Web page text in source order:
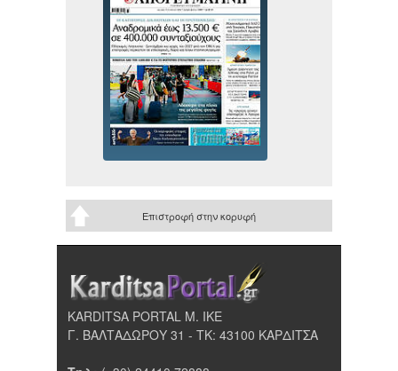
Επιστροφή στην κορυφή
KARDITSA PORTAL Μ. ΙΚΕ
Γ. ΒΑΛΤΑΔΩΡΟΥ 31 - ΤΚ: 43100 ΚΑΡΔΙΤΣΑ